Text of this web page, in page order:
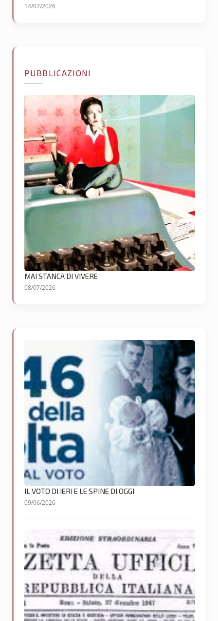
14/07/2026
PUBBLICAZIONI
MAI STANCA DI VIVERE
08/07/2026
IL VOTO DI IERI E LE SPINE DI OGGI
09/06/2026